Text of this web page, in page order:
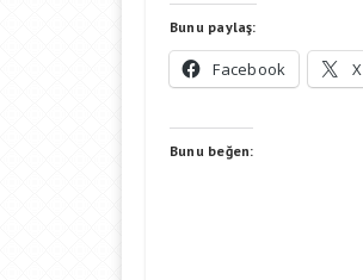
Bunu paylaş:
Facebook X
Bunu beğen: